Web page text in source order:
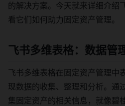
的解决方案。今天就来详细介绍
看它们如何助力固定资产管理。
飞书多维表格：数据管
飞书多维表格在固定资产管理中
现数据的收集、整理和分析。通
集固定资产的相关信息，就像碧